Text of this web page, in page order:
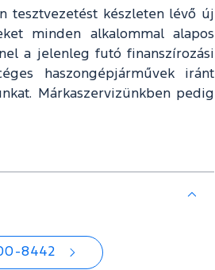
tesztvezetést készleten lévő új
minden alkalommal alapos
a jelenleg futó finanszírozási
haszongépjárművek iránt
Márkaszervizünkben pedig
8442